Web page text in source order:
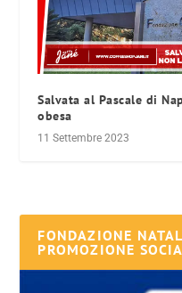
Salvata al Pascale di
obesa
11 Settembre 2023
FONDAZIONE
PROMOZIONE